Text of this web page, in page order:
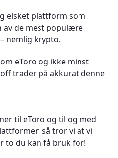
negative
eToro
elsket plattform som
av de mest populære
nemlig krypto.
eToro og ikke minst
trader på akkurat denne
til eToro og til og med
så tror vi at vi
to du kan få bruk for!